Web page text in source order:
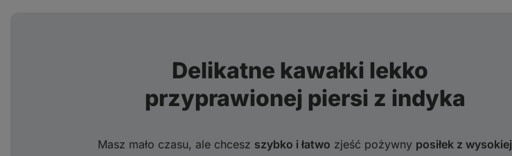
Delikatne kawałki lekko
przyprawionej piersi z indyka
Masz mało czasu, ale chcesz szybko i łatwo zjeść pożywny posiłek z wysokiej